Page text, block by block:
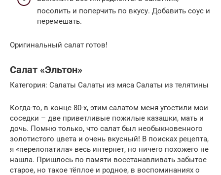
посолить и поперчить по вкусу. Добавить соус и
перемешать.
Оригинальный салат готов!
Салат «Эльтон»
Категория: Салаты Салаты из мяса Салаты из телятины
Когда-то, в конце 80-х, этим салатом меня угостили мои
соседки – две приветливые пожилые казашки, мать и
дочь. Помню только, что салат был необыкновенного
золотистого цвета и очень вкусный! В поисках рецепта,
я «перелопатила» весь интернет, но ничего похожего не
нашла. Пришлось по памяти восстанавливать забытое
старое, но такое тёплое и родное, в воспоминаниях о